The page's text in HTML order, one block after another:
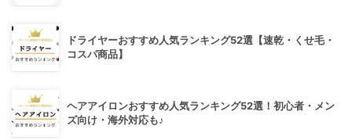
ドライヤーおすすめ人気ランキング52選【速乾・くせ毛・
コスパ商品】
ヘアアイロンおすすめ人気ランキング52選！初心者・メン
ズ向け・海外対応も♪